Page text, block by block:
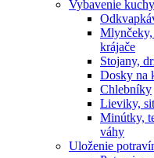
Vybavenie
Mlynčeky,
krájače
Stojany,
Dosky na
Chlebníky
Lieviky,
Minútky,
váhy
Uloženie